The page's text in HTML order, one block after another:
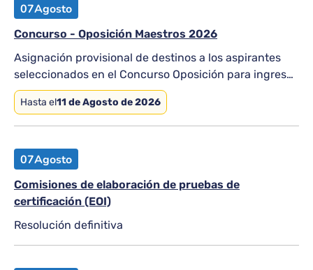
07Agosto
Concurso - Oposición Maestros 2026
Asignación provisional de destinos a los aspirantes
seleccionados en el Concurso Oposición para ingreso
en el Cuerpo Maestros.
Hasta el11 de Agosto de 2026
07Agosto
Comisiones de elaboración de pruebas de
certificación (EOI)
Resolución definitiva